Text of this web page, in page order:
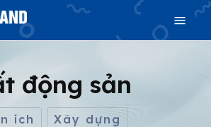
động sản
ích Xây dựng